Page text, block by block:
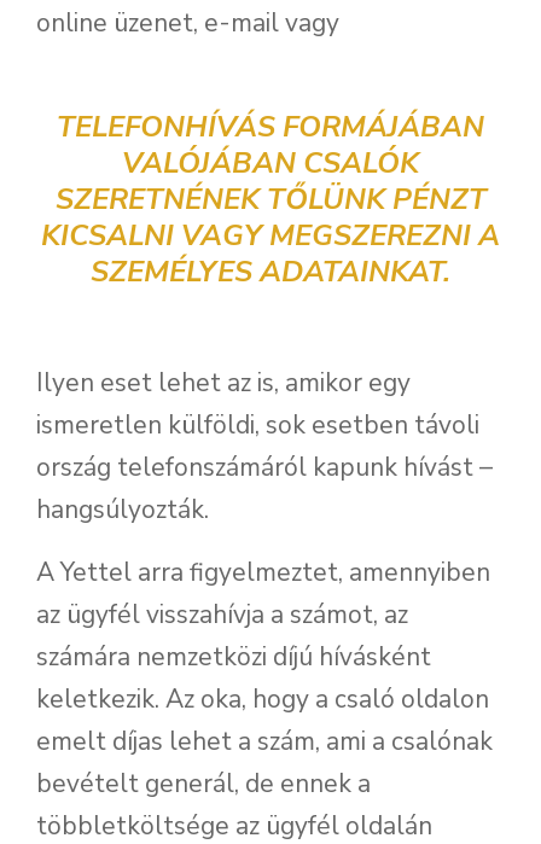
online üzenet, e-mail vagy
TELEFONHÍVÁS FORMÁJÁBAN
VALÓJÁBAN CSALÓK
SZERETNÉNEK TŐLÜNK PÉNZT
KICSALNI VAGY MEGSZEREZNI A
SZEMÉLYES ADATAINKAT.
Ilyen eset lehet az is, amikor egy
ismeretlen külföldi, sok esetben távoli
ország telefonszámáról kapunk hívást –
hangsúlyozták.
A Yettel arra figyelmeztet, amennyiben
az ügyfél visszahívja a számot, az
számára nemzetközi díjú hívásként
keletkezik. Az oka, hogy a csaló oldalon
emelt díjas lehet a szám, ami a csalónak
bevételt generál, de ennek a
többletköltsége az ügyfél oldalán